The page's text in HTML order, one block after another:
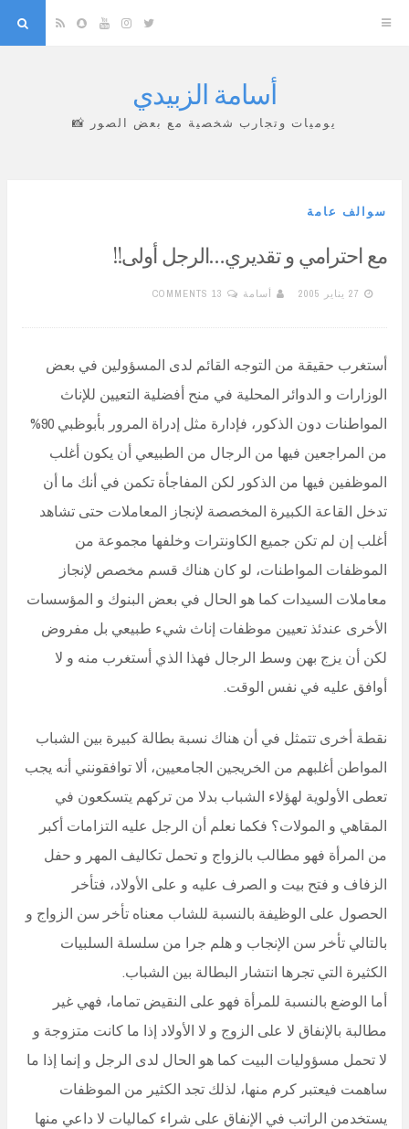
Twitter
Instagram
YouTube
Snapchat
RSS
أسامة الزبيدي
يوميات وتجارب شخصية مع بعض الصور 📸
سوالف عامة
مع احترامي و تقديري…الرجل أولى!!
27 يناير 2005 أسامة 13 COMMENTS
أستغرب حقيقة من التوجه القائم لدى المسؤولين في بعض
الوزارات و الدوائر المحلية في منح أفضلية التعيين للإناث
المواطنات دون الذكور، فإدارة مثل إدراة المرور بأبوظبي 90%
من المراجعين فيها من الرجال من الطبيعي أن يكون أغلب
الموظفين فيها من الذكور لكن المفاجأة تكمن في أنك ما أن
تدخل القاعة الكبيرة المخصصة لإنجاز المعاملات حتى تشاهد
أغلب إن لم تكن جميع الكاونترات وخلفها مجموعة من
الموظفات المواطنات، لو كان هناك قسم مخصص لإنجاز
معاملات السيدات كما هو الحال في بعض البنوك و المؤسسات
الأخرى عندئذ تعيين موظفات إناث شيء طبيعي بل مفروض
لكن أن يزج بهن وسط الرجال فهذا الذي أستغرب منه و لا
أوافق عليه في نفس الوقت.
نقطة أخرى تتمثل في أن هناك نسبة بطالة كبيرة بين الشباب
المواطن أغلبهم من الخريجين الجامعيين، ألا توافقونني أنه يجب
تعطى الأولوية لهؤلاء الشباب بدلا من تركهم يتسكعون في
المقاهي و المولات؟ فكما نعلم أن الرجل عليه التزامات أكبر
من المرأة فهو مطالب بالزواج و تحمل تكاليف المهر و حفل
الزفاف و فتح بيت و الصرف عليه و على الأولاد، فتأخر
الحصول على الوظيفة بالنسبة للشاب معناه تأخر سن الزواج و
بالتالي تأخر سن الإنجاب و هلم جرا من سلسلة السلبيات
الكثيرة التي تجرها انتشار البطالة بين الشباب.
أما الوضع بالنسبة للمرأة فهو على النقيض تماما، فهي غير
مطالبة بالإنفاق لا على الزوج و لا الأولاد إذا ما كانت متزوجة و
لا تحمل مسؤوليات البيت كما هو الحال لدى الرجل و إنما إذا ما
ساهمت فيعتبر كرم منها، لذلك تجد الكثير من الموظفات
يستخدمن الراتب في الإنفاق على شراء كماليات لا داعي منها